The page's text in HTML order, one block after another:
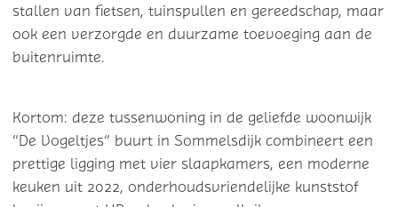
stallen van fietsen, tuinspullen en gereedschap, maar
ook een verzorgde en duurzame toevoeging aan de
buitenruimte.
Kortom: deze tussenwoning in de geliefde woonwijk
“De Vogeltjes” buurt in Sommelsdijk combineert een
prettige ligging met vier slaapkamers, een moderne
keuken uit 2022, onderhoudsvriendelijke kunststof